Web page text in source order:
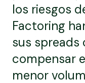
los riesgos
Factoring
sus spreads
compensar
menor